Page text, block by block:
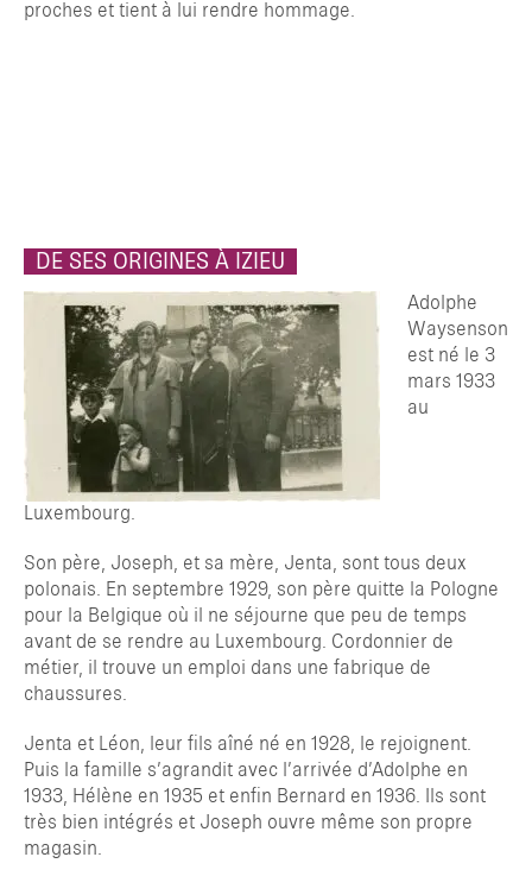
proches et tient à lui rendre hommage.
DE SES ORIGINES À IZIEU
Adolphe
Waysenson
est né le 3
mars 1933
au
Luxembourg.
Son père, Joseph, et sa mère, Jenta, sont tous deux
polonais. En septembre 1929, son père quitte la Pologne
pour la Belgique où il ne séjourne que peu de temps
avant de se rendre au Luxembourg. Cordonnier de
métier, il trouve un emploi dans une fabrique de
chaussures.
Jenta et Léon, leur fils aîné né en 1928, le rejoignent.
Puis la famille s’agrandit avec l’arrivée d’Adolphe en
1933, Hélène en 1935 et enfin Bernard en 1936. Ils sont
très bien intégrés et Joseph ouvre même son propre
magasin.